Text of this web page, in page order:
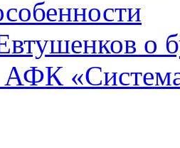
о
АФК